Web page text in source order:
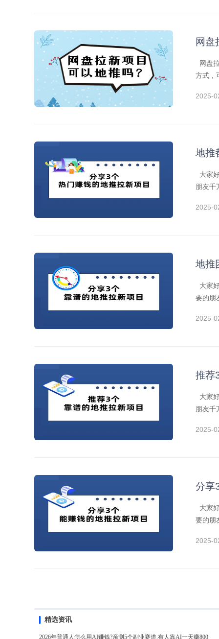
网盘
网盘
方式，
2025-
地推
大家
朋友千
2025-
地推
大家
要的朋
2025-
推荐
大家
朋友千
2025-
分享
大家
要的朋
2025-
精选资讯
2026年普通人怎么用AI赚钱?亲测5个副业赛道,有人靠AI一天赚800